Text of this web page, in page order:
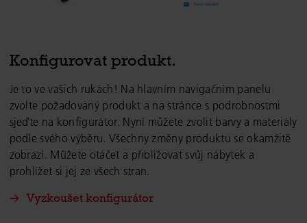
Konfigurovat produkt.
Je to ve vašich rukách! Na hlavním navigačním panelu
zvolte požadovaný produkt a na stránce s podrobnostmi
sjeďte na konfigurátor. Nyní můžete zvolit barvy a materiály
podle svého výběru. Všechny změny produktu se okamžitě
zobrazí. Můžete otáčet a přibližovat svůj nábytek a
prohlížet si jej ze všech stran.
Vyzkoušet konfigurátor